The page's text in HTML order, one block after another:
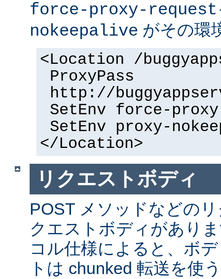
force-proxy-
nokeepalive がその環
<Location /
ProxyPass
http://
SetEnv force-
SetEnv proxy-
</Location>
リクエストボディ
POST メソッドなどの
クエストボディがあり
コル仕様によると、ボ
トは chunked 転送を使